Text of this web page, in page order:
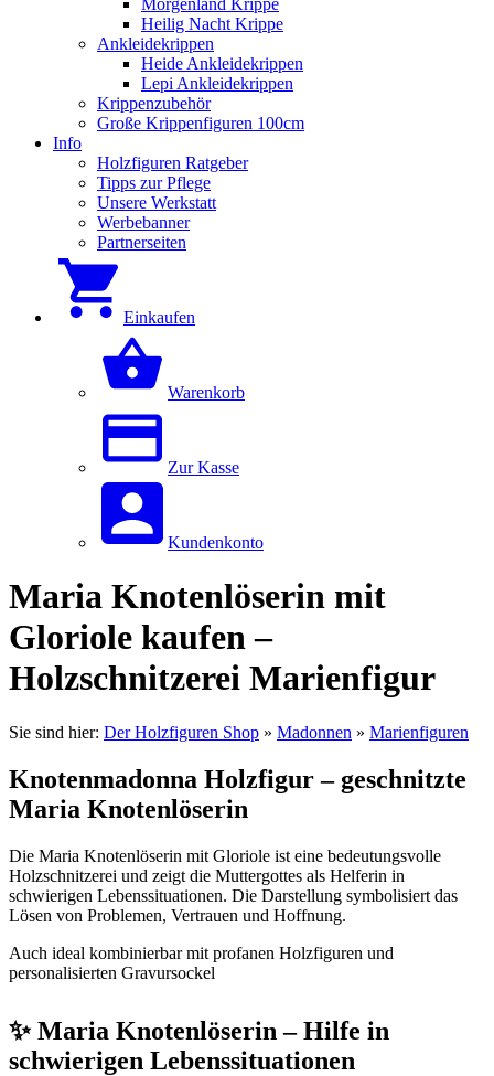
Morgenland Krippe
Heilig Nacht Krippe
Ankleidekrippen
Heide Ankleidekrippen
Lepi Ankleidekrippen
Krippenzubehör
Große Krippenfiguren 100cm
Info
Holzfiguren Ratgeber
Tipps zur Pflege
Unsere Werkstatt
Werbebanner
Partnerseiten
Einkaufen
Warenkorb
Zur Kasse
Kundenkonto
Maria Knotenlöserin mit
Gloriole kaufen –
Holzschnitzerei Marienfigur
Sie sind hier: Der Holzfiguren Shop » Madonnen » Marienfiguren
Knotenmadonna Holzfigur – geschnitzte
Maria Knotenlöserin
Die Maria Knotenlöserin mit Gloriole ist eine bedeutungsvolle
Holzschnitzerei und zeigt die Muttergottes als Helferin in
schwierigen Lebenssituationen. Die Darstellung symbolisiert das
Lösen von Problemen, Vertrauen und Hoffnung.
Auch ideal kombinierbar mit profanen Holzfiguren und
personalisierten Gravursockel
✨ Maria Knotenlöserin – Hilfe in
schwierigen Lebenssituationen